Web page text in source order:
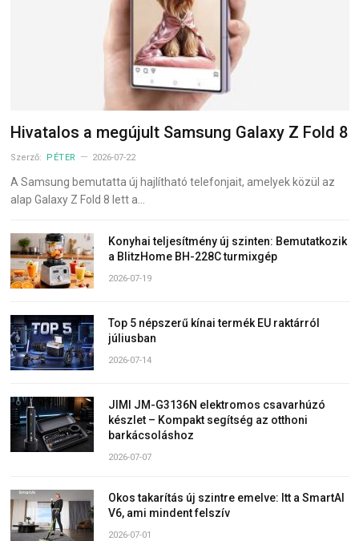
Hivatalos a megújult Samsung Galaxy Z Fold 8
Szerző: PÉTER 2026-07-22
A Samsung bemutatta új hajlítható telefonjait, amelyek közül az
alap Galaxy Z Fold 8 lett a…
Konyhai teljesítmény új szinten: Bemutatkozik
a BlitzHome BH-228C turmixgép
2026-07-19
Top 5 népszerű kínai termék EU raktárról
júliusban
2026-07-14
JIMI JM-G3136N elektromos csavarhúzó
készlet – Kompakt segítség az otthoni
barkácsoláshoz
2026-07-07
Okos takarítás új szintre emelve: Itt a SmartAI
V6, ami mindent felszív
2026-07-01